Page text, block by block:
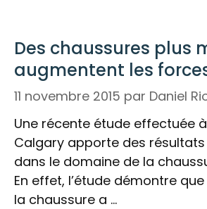
Des chaussures plus
augmentent les
11 novembre 2015 par Daniel
Une récente étude effectuée à
Calgary apporte des
dans le domaine de la
En effet, l’étude démontre
la chaussure a …